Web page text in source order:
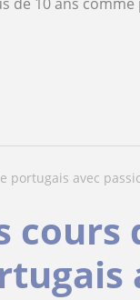
portugais avec
cours